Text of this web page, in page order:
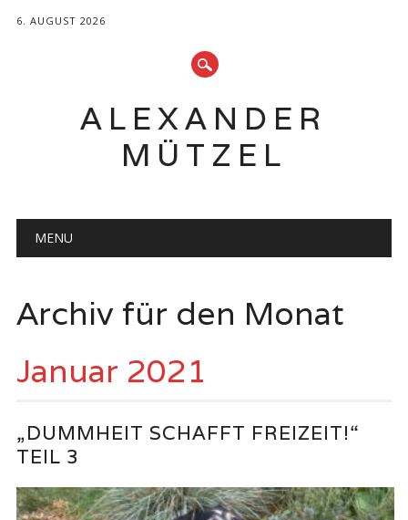
6. AUGUST 2026
ALEXANDER
MÜTZEL
Hauptmenü
MENU
Archiv für den Monat
Januar 2021
„DUMMHEIT SCHAFFT FREIZEIT!“
TEIL 3